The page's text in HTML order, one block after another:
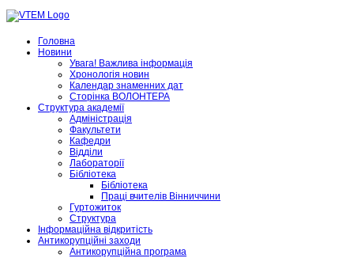
Головна
Новини
Увага! Важлива інформація
Хронологія новин
Календар знаменних дат
Сторінка ВОЛОНТЕРА
Структура академії
Адміністрація
Факультети
Кафедри
Відділи
Лабораторії
Бібліотека
Бібліотека
Праці вчителів Вінниччини
Гуртожиток
Структура
Інформаційна відкритість
Антикорупційні заходи
Антикорупційна програма